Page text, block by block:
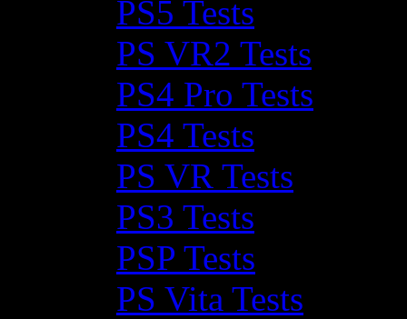
PS5 Tests
PS VR2 Tests
PS4 Pro Tests
PS4 Tests
PS VR Tests
PS3 Tests
PSP Tests
PS Vita Tests